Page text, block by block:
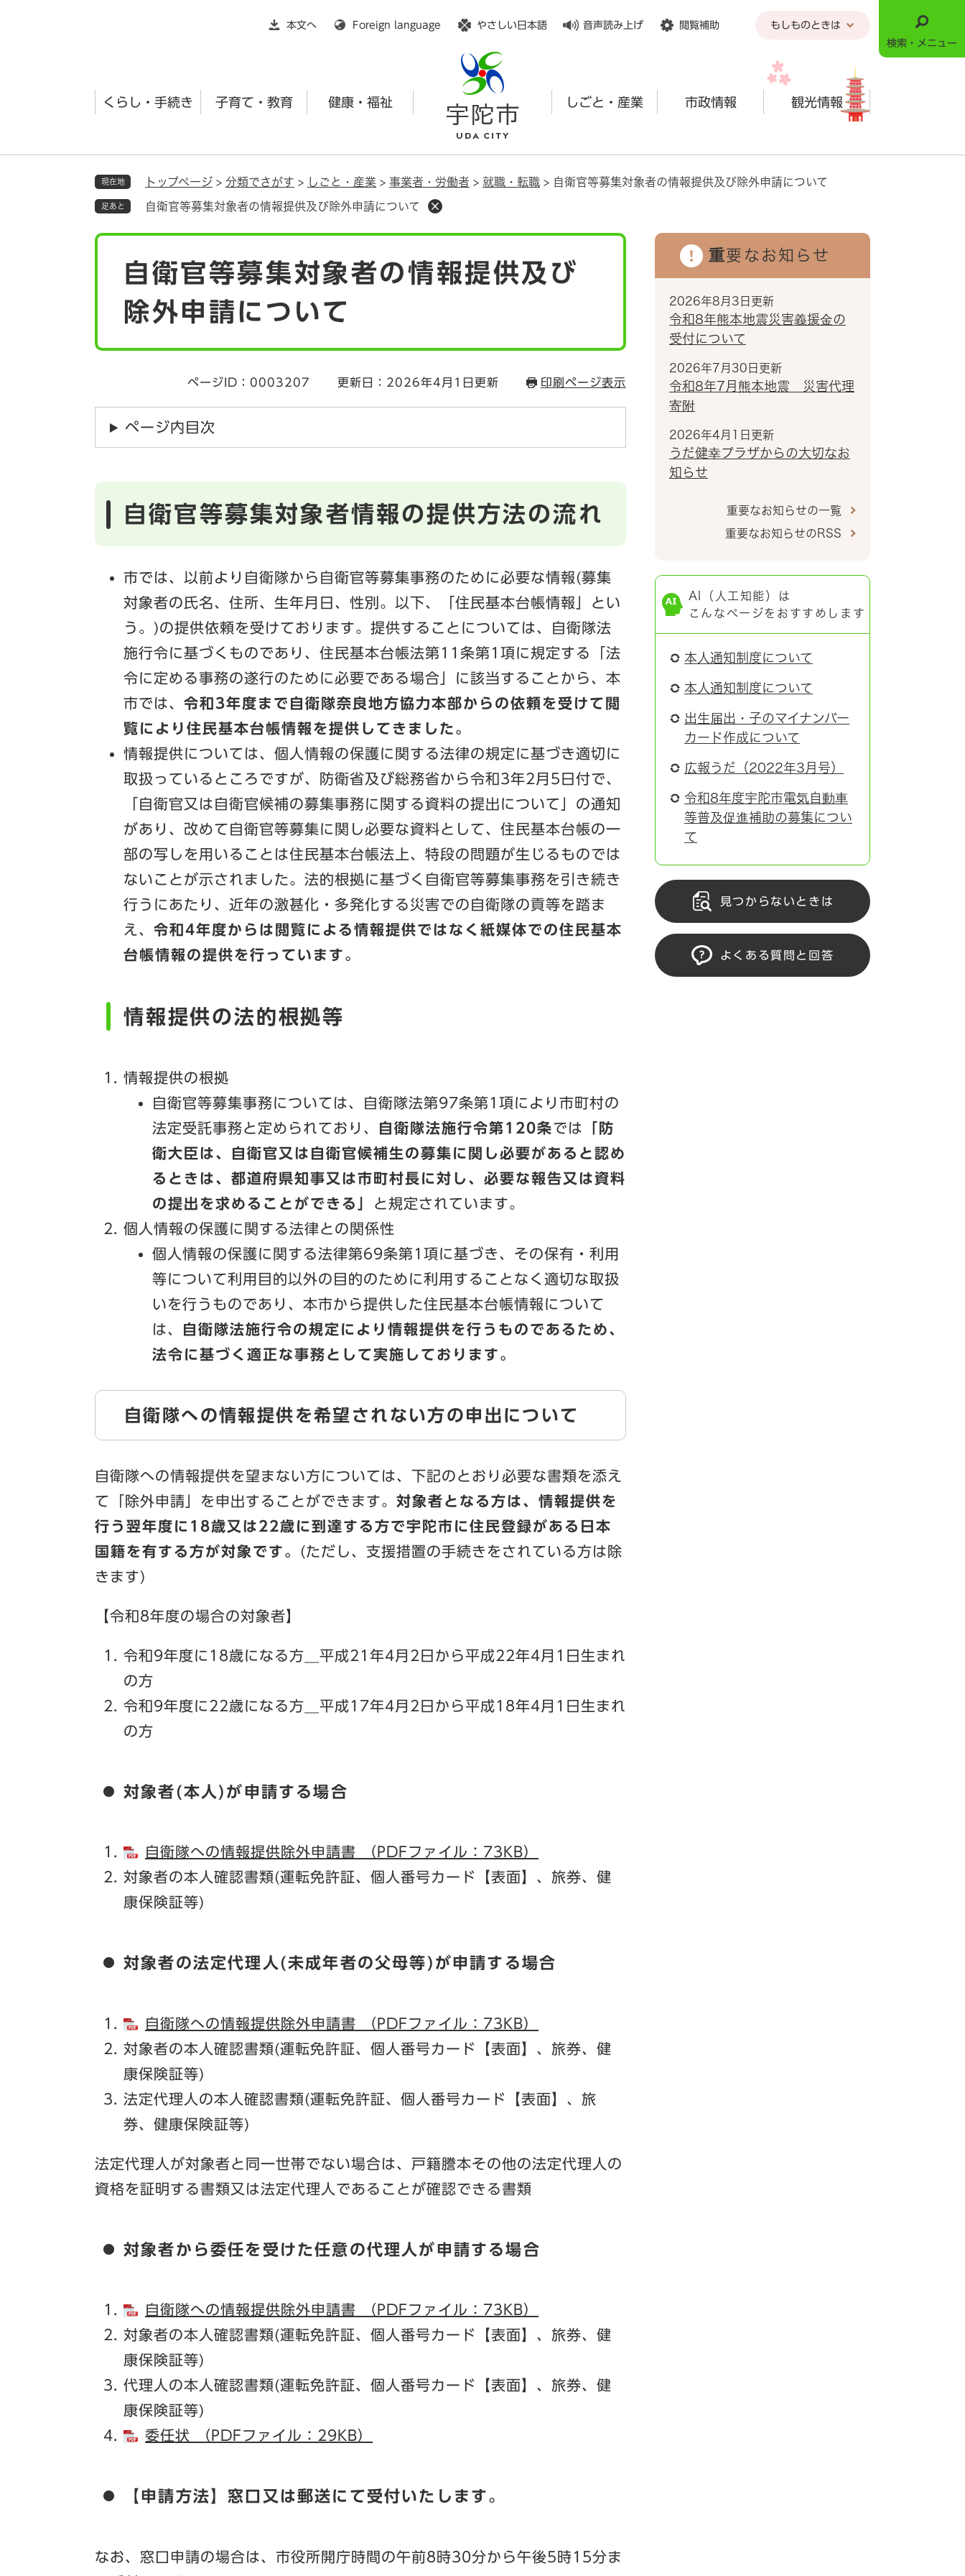
本文へ
Foreign language やさしい日本語 音声読み上げ 閲覧補助 もしものときは
くらし・手続き 子育て・教育 健康・福祉 しごと・産業 市政情報 観光情報
検索・メニュー
現在地 トップページ > 分類でさがす > しごと・産業 > 事業者・労働者 > 就職・転職 > 自衛官等募集対象者の情報提供及び除外申請について
足あと 自衛官等募集対象者の情報提供及び除外申請について
自衛官等募集対象者の情報提供及び
除外申請について
ページID：0003207 更新日：2026年4月1日更新 印刷ページ表示
ページ内目次
自衛官等募集対象者情報の提供方法の流れ
市では、以前より自衛隊から自衛官等募集事務のために必要な情報(募集
対象者の氏名、住所、生年月日、性別。以下、「住民基本台帳情報」とい
う。)の提供依頼を受けております。提供することについては、自衛隊法
施行令に基づくものであり、住民基本台帳法第11条第1項に規定する「法
令に定める事務の遂行のために必要である場合」に該当することから、本
市では、 令和3年度まで自衛隊奈良地方協力本部からの依頼を受けて閲
覧により住民基本台帳情報を提供してきました。
情報提供については、個人情報の保護に関する法律の規定に基づき適切に
取扱っているところですが、防衛省及び総務省から令和3年2月5日付で、
「自衛官又は自衛官候補の募集事務に関する資料の提出について」の通知
があり、改めて自衛官等募集に関し必要な資料として、住民基本台帳の一
部の写しを用いることは住民基本台帳法上、特段の問題が生じるものでは
ないことが示されました。法的根拠に基づく自衛官等募集事務を引き続き
行うにあたり、近年の激甚化・多発化する災害での自衛隊の貢等を踏ま
え、 令和4年度からは閲覧による情報提供ではなく紙媒体での住民基本
台帳情報の提供を行っています。
情報提供の法的根拠等
情報提供の根拠
自衛官等募集事務については、自衛隊法第97条第1項により市町村の
法定受託事務と定められており、
自衛隊法施行令第120条では 「防
衛大臣は、自衛官又は自衛官候補生の募集に関し必要があると認め
るときは、都道府県知事又は市町村長に対し、必要な報告又は資料
の提出を求めることができる」 と規定されています。
個人情報の保護に関する法律との関係性
個人情報の保護に関する法律第69条第1項に基づき、その保有・利用
等について利用目的以外の目的のために利用することなく適切な取扱
いを行うものであり、本市から提供した住民基本台帳情報について
は、
自衛隊法施行令の規定により情報提供を行うものであるため、
法令に基づく適正な事務として実施しております。
自衛隊への情報提供を希望されない方の申出について
自衛隊への情報提供を望まない方については、下記のとおり必要な書類を添え
て「除外申請」を申出することができます。 対象者となる方は、情報提供を
行う翌年度に18歳又は22歳に到達する方で宇陀市に住民登録がある日本
国籍を有する方が対象です。 (ただし、支援措置の手続きをされている方は除
きます)
【令和8年度の場合の対象者】
令和9年度に18歳になる方＿平成21年4月2日から平成22年4月1日生まれ
の方
令和9年度に22歳になる方＿平成17年4月2日から平成18年4月1日生まれ
の方​​​
対象者(本人)が申請する場合
自衛隊への情報提供除外申請書 （PDFファイル：73KB）
対象者の本人確認書類(運転免許証、個人番号カード【表面】、旅券、健
康保険証等)
対象者の法定代理人(未成年者の父母等)が申請する場合
自衛隊への情報提供除外申請書 （PDFファイル：73KB）
対象者の本人確認書類(運転免許証、個人番号カード【表面】、旅券、健
康保険証等)
法定代理人の本人確認書類(運転免許証、個人番号カード【表面】、旅
券、健康保険証等)
法定代理人が対象者と同一世帯でない場合は、戸籍謄本その他の法定代理人の
資格を証明する書類又は法定代理人であることが確認できる書類
対象者から委任を受けた任意の代理人が申請する場合
自衛隊への情報提供除外申請書 （PDFファイル：73KB）
対象者の本人確認書類(運転免許証、個人番号カード【表面】、旅券、健
康保険証等)
代理人の本人確認書類(運転免許証、個人番号カード【表面】、旅券、健
康保険証等)
委任状 （PDFファイル：29KB）
【申請方法】 窓口又は郵送にて受付いたします。
なお、窓口申請の場合は、市役所開庁時間の午前8時30分から午後5時15分ま
重要なお知らせ
2026年8月3日更新
令和8年熊本地震災害義援金の
受付について
2026年7月30日更新
令和8年7月熊本地震 災害代理
寄附
2026年4月1日更新
うだ健幸プラザからの大切なお
知らせ
重要なお知らせの一覧
重要なお知らせのRSS
AI（人工知能）は
こんなページをおすすめします
本人通知制度について
本人通知制度について
出生届出・子のマイナンバー
カード作成について
広報うだ（2022年3月号）
令和8年度宇陀市電気自動車
等普及促進補助の募集につい
て
見つからないときは
よくある質問と回答